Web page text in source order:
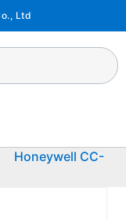
Ltd
Honeywell CC-